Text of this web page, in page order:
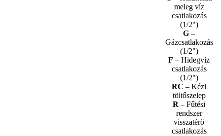
meleg víz
csatlakozás
(1/2")
G –
Gázcsatlakozás
(1/2")
F – Hidegvíz
csatlakozás
(1/2")
RC – Kézi
töltőszelep
R – Fűtési
rendszer
visszatérő
csatlakozás